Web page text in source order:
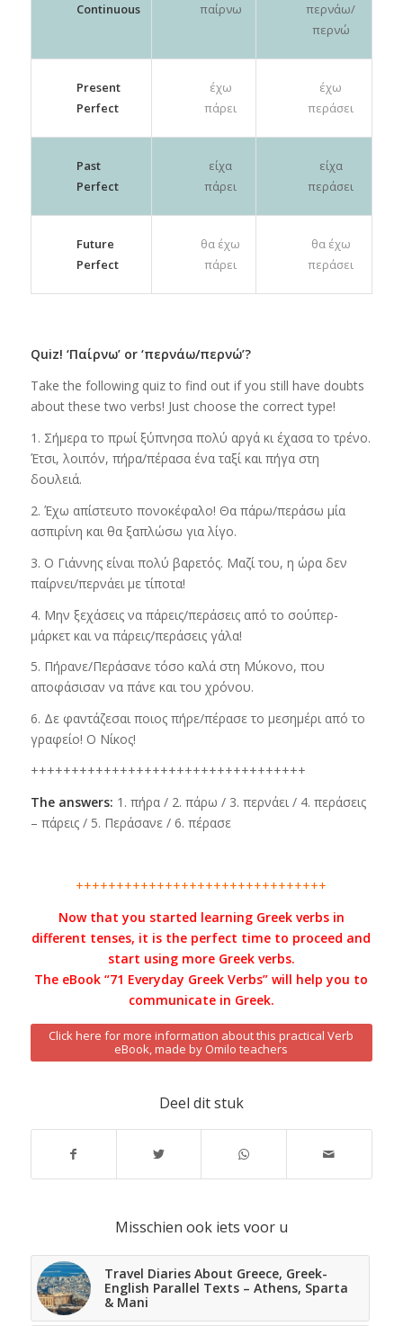
Continuous
παίρνω
περνάω/
περνώ
Present
Perfect
έχω
πάρει
έχω
περάσει
Past
Perfect
είχα
πάρει
είχα
περάσει
Future
Perfect
θα έχω
πάρει
θα έχω
περάσει
Quiz! ‘Παίρνω’ or ‘περνάω/περνώ’?
Take the following quiz to find out if you still have doubts
about these two verbs! Just choose the correct type!
1. Σήμερα το πρωί ξύπνησα πολύ αργά κι έχασα το τρένο.
Έτσι, λοιπόν, πήρα/πέρασα ένα ταξί και πήγα στη
δουλειά.
2. Έχω απίστευτο πονοκέφαλο! Θα πάρω/περάσω μία
ασπιρίνη και θα ξαπλώσω για λίγο.
3. Ο Γιάννης είναι πολύ βαρετός. Μαζί του, η ώρα δεν
παίρνει/περνάει με τίποτα!
4. Μην ξεχάσεις να πάρεις/περάσεις από το σούπερ-
μάρκετ και να πάρεις/περάσεις γάλα!
5. Πήρανε/Περάσανε τόσο καλά στη Μύκονο, που
αποφάσισαν να πάνε και του χρόνου.
6. Δε φαντάζεσαι ποιος πήρε/πέρασε το μεσημέρι από το
γραφείο! O Νίκος!
++++++++++++++++++++++++++++++++++
The answers: 1. πήρα / 2. πάρω / 3. περνάει / 4. περάσεις
– πάρεις / 5. Περάσανε / 6. πέρασε
+++++++++++++++++++++++++++++++
Now that you started learning Greek verbs in
different tenses, it is the perfect time to proceed and
start using more Greek verbs.
The eBook “71 Everyday Greek Verbs” will help you to
communicate in Greek.
Click here for more information about this practical Verb
eBook, made by Omilo teachers
Deel dit stuk
Misschien ook iets voor u
Travel Diaries About Greece, Greek-
English Parallel Texts – Athens, Sparta
& Mani